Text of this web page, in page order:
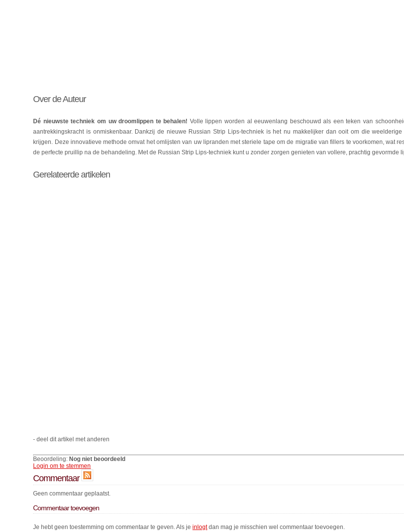
Over de Auteur
Dé nieuwste techniek om uw droomlippen te behalen! Volle lippen worden al eeuwenlang beschouwd als een teken van
aantrekkingskracht is onmiskenbaar. Dankzij de nieuwe Russian Strip Lips-techniek is het nu makkelijker dan ooit om die
krijgen. Deze innovatieve methode omvat het omlijsten van uw lipranden met steriele tape om de migratie van fillers te voorkomen, wat
de perfecte pruillip na de behandeling. Met de Russian Strip Lips-techniek kunt u zonder zorgen genieten van vollere, prachtig gevormde
Gerelateerde artikelen
- deel dit artikel met anderen
Beoordeling:Nog niet beoordeeld
Login om te stemmen
Commentaar
Geen commentaar geplaatst.
Commentaar toevoegen
Je hebt geen toestemming om commentaar te geven. Als jeinlogtdan mag je misschien wel commentaar toevoegen.